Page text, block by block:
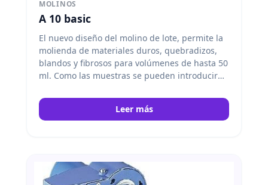
MOLINOS
A 10 basic
El nuevo diseño del molino de lote, permite la
molienda de materiales duros, quebradizos,
blandos y fibrosos para volúmenes de hasta 50
ml. Como las muestras se pueden introducir
posible moler también materialess duros,
oleosos y acuosos. IKALeer más